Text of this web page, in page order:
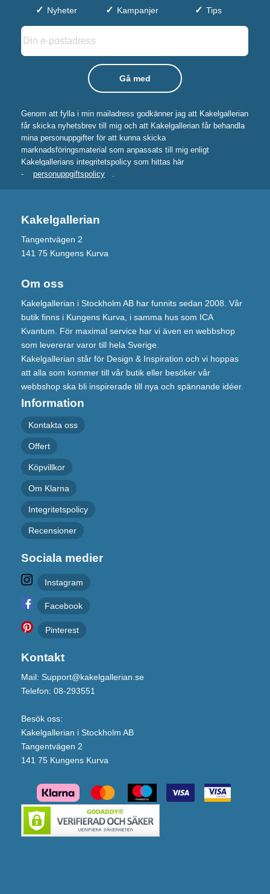
Nyheter Kampanjer Tips
Genom att fylla i min mailadress godkänner jag att Kakelgallerian
får skicka nyhetsbrev till mig och att Kakelgallerian får behandla
mina personuppgifter för att kunna skicka
marknadsföringsmaterial som anpassats till mig enligt
Kakelgallerians integritetspolicy som hittas här
-
personuppgiftspolicy .
Kakelgallerian
Tangentvägen 2
141 75 Kungens Kurva
Om oss
Kakelgallerian i Stockholm AB har funnits sedan 2008. Vår
butik finns i Kungens Kurva, i samma hus som ICA
Kvantum. För maximal service har vi även en webbshop
som levererar varor till hela Sverige.
Kakelgallerian står för Design & Inspiration och vi hoppas
att alla som kommer till vår butik eller besöker vår
webbshop ska bli inspirerade till nya och spännande idéer.
Information
Kontakta oss
Offert
Köpvillkor
Om Klarna
Integritetspolicy
Recensioner
Sociala medier
Instagram
Facebook
Pinterest
Kontakt
Mail: Support@kakelgallerian.se
Telefon: 08-293551
Besök oss:
Kakelgallerian i Stockholm AB
Tangentvägen 2
141 75 Kungens Kurva